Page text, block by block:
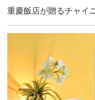
重慶飯店が贈るチャイ